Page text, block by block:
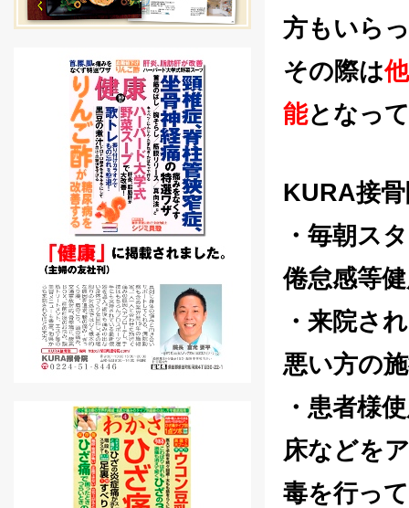
方もいら
その際は
能となっ
KURA接
・毎朝ス
倦怠感等
・来院さ
悪い方の
・患者様
床などを
毒を行っ